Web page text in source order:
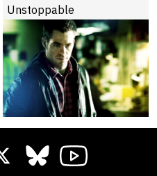
Unstoppable